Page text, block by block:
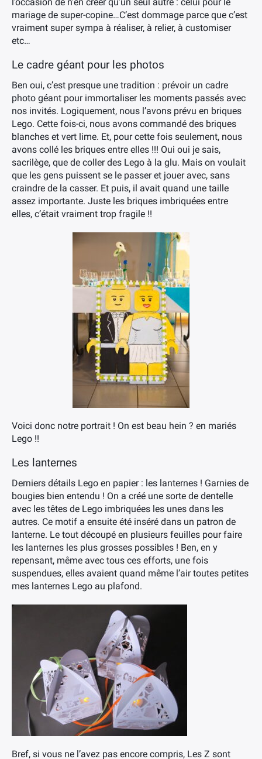
l’occasion de n’en créer qu’un seul autre : celui pour le
mariage de super-copine…C’est dommage parce que c’est
vraiment super sympa à réaliser, à relier, à customiser
etc…
Le cadre géant pour les photos
Ben oui, c’est presque une tradition : prévoir un cadre
photo géant pour immortaliser les moments passés avec
nos invités. Logiquement, nous l’avons prévu en briques
Lego. Cette fois-ci, nous avons commandé des briques
blanches et vert lime. Et, pour cette fois seulement, nous
avons collé les briques entre elles !!! Oui oui je sais,
sacrilège, que de coller des Lego à la glu. Mais on voulait
que les gens puissent se le passer et jouer avec, sans
craindre de la casser. Et puis, il avait quand une taille
assez importante. Juste les briques imbriquées entre
elles, c’était vraiment trop fragile !!
Voici donc notre portrait ! On est beau hein ? en mariés
Lego !!
Les lanternes
Derniers détails Lego en papier : les lanternes ! Garnies de
bougies bien entendu ! On a créé une sorte de dentelle
avec les têtes de Lego imbriquées les unes dans les
autres. Ce motif a ensuite été inséré dans un patron de
lanterne. Le tout découpé en plusieurs feuilles pour faire
les lanternes les plus grosses possibles ! Ben, en y
repensant, même avec tous ces efforts, une fois
suspendues, elles avaient quand même l’air toutes petites
mes lanternes Lego au plafond.
Bref, si vous ne l’avez pas encore compris, Les Z sont